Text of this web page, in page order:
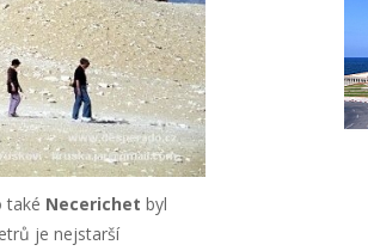
také Necerichet byl
je nejstarší